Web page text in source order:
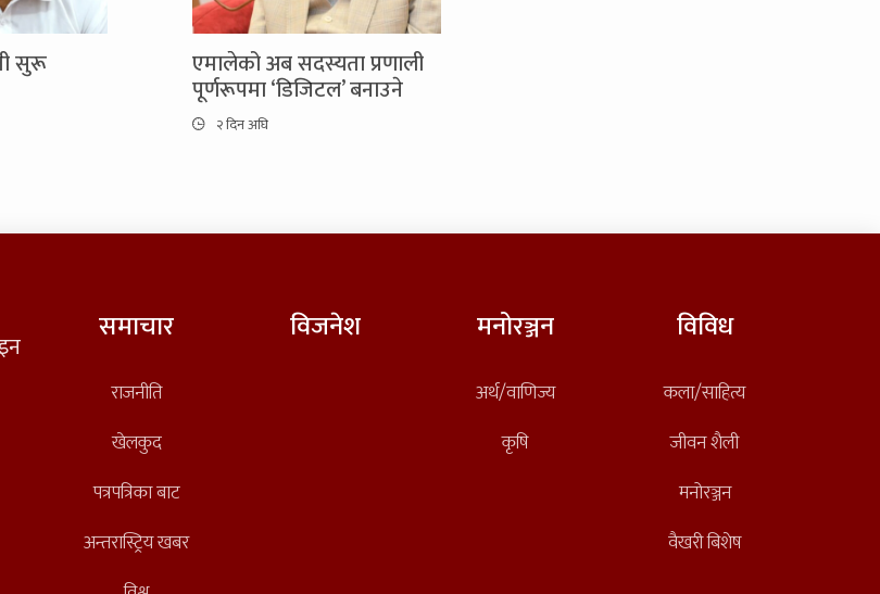
सुरू एमालेको अब सदस्यता प्रणाली
पूर्णरूपमा ‘डिजिटल’ बनाउने
२ दिन अघि
समाचार
राजनीति
खेलकुद
पत्रपत्रिका बाट
अन्तरास्ट्रिय खबर
विजनेश मनोरञ्जन
अर्थ/वाणिज्य
कृषि
विविध
कला/साहित्य
जीवन शैली
मनोरञ्जन
वैखरी बिशेष